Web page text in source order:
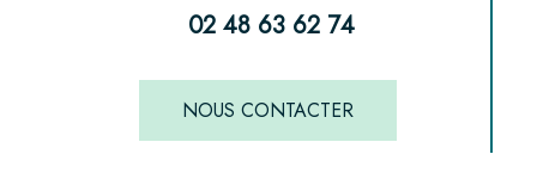
02 48 63 62 74
NOUS CONTACTER